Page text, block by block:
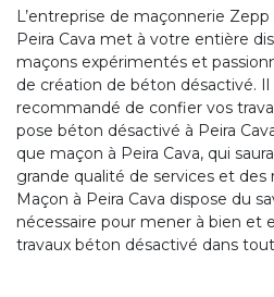
L’entreprise de maçonnerie
Peira Cava met à votre entière
maçons expérimentés et
de création de béton désactivé.
recommandé de confier vos
pose béton désactivé à Peira
que maçon à Peira Cava, qui
grande qualité de services et des
Maçon à Peira Cava dispose du
nécessaire pour mener à bien et
travaux béton désactivé dans